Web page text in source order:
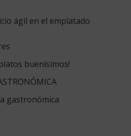
ágil en el emplatado
buenísimos!
gastronómica